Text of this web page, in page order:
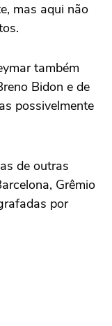
mas aqui não
também
Bidon e de
possivelmente
de outras
Grêmio
por